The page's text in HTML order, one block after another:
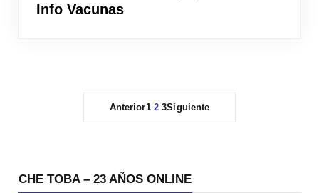
Info Vacunas
Anterior1 2 3Siguiente
CHE TOBA – 23 AÑOS ONLINE